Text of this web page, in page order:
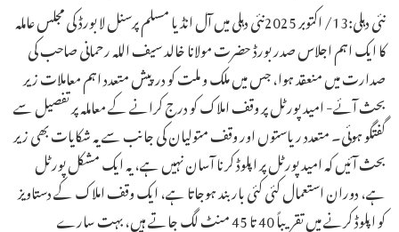
نئی دہلی:13/ اکتوبر 2025نئی دہلی میں آل انڈیا مسلم پرسنل لا بورڈ کی مجلس عاملہ
کا ایک اہم اجلاس صدر بورڈ حضرت مولانا خالد سیف اللہ رحمانی صاحب کی
صدارت میں منعقد ہوا، جس میں ملک و ملت کو درپیش متعدد اہم معاملات زیر
بحث آئے- امید پورٹل پر وقف املاک کو درج کرانے کے معاملہ پر تفصیل سے
گفتگو ہوئی۔ متعدد ریاستوں اور وقف متولیان کی جانب سے یہ شکایات بھی زیر
بحث آئیں کہ امید پورٹل پر اپلوڈ کرنا آسان نہیں ہے، یہ ایک مشکل پورٹل
ہے، دوران استعمال کئی کئی بار بند ہوجاتا ہے، ایک وقف املاک کے دستاویز
کو اپلوڈ کرنے میں تقریباً 40 تا 45 منٹ لگ جاتے ہیں، بہت سارے